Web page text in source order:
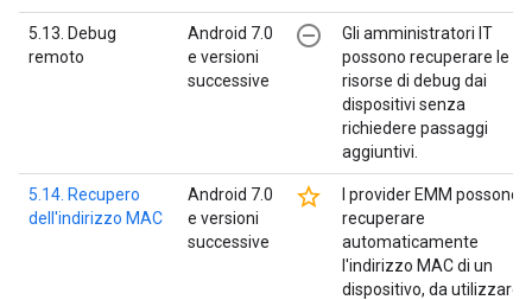
5.13. Debug
remoto
Android 7.0
e versioni
successive
remove_circle_outline
Gli amministratori IT
possono recuperare le
risorse di debug dai
dispositivi senza
richiedere passaggi
aggiuntivi.
5.14. Recupero
dell'indirizzo MAC
Android 7.0
e versioni
successive
star_border
I provider EMM possono
recuperare
automaticamente
l'indirizzo MAC di un
dispositivo, da utilizzare